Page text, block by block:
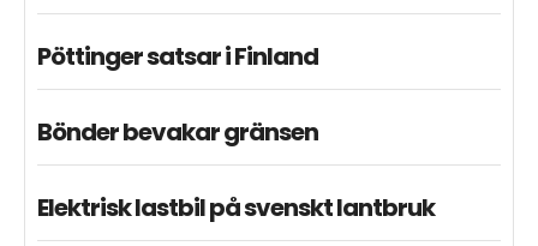
Pöttinger satsar i Finland
Bönder bevakar gränsen
Elektrisk lastbil på svenskt lantbruk